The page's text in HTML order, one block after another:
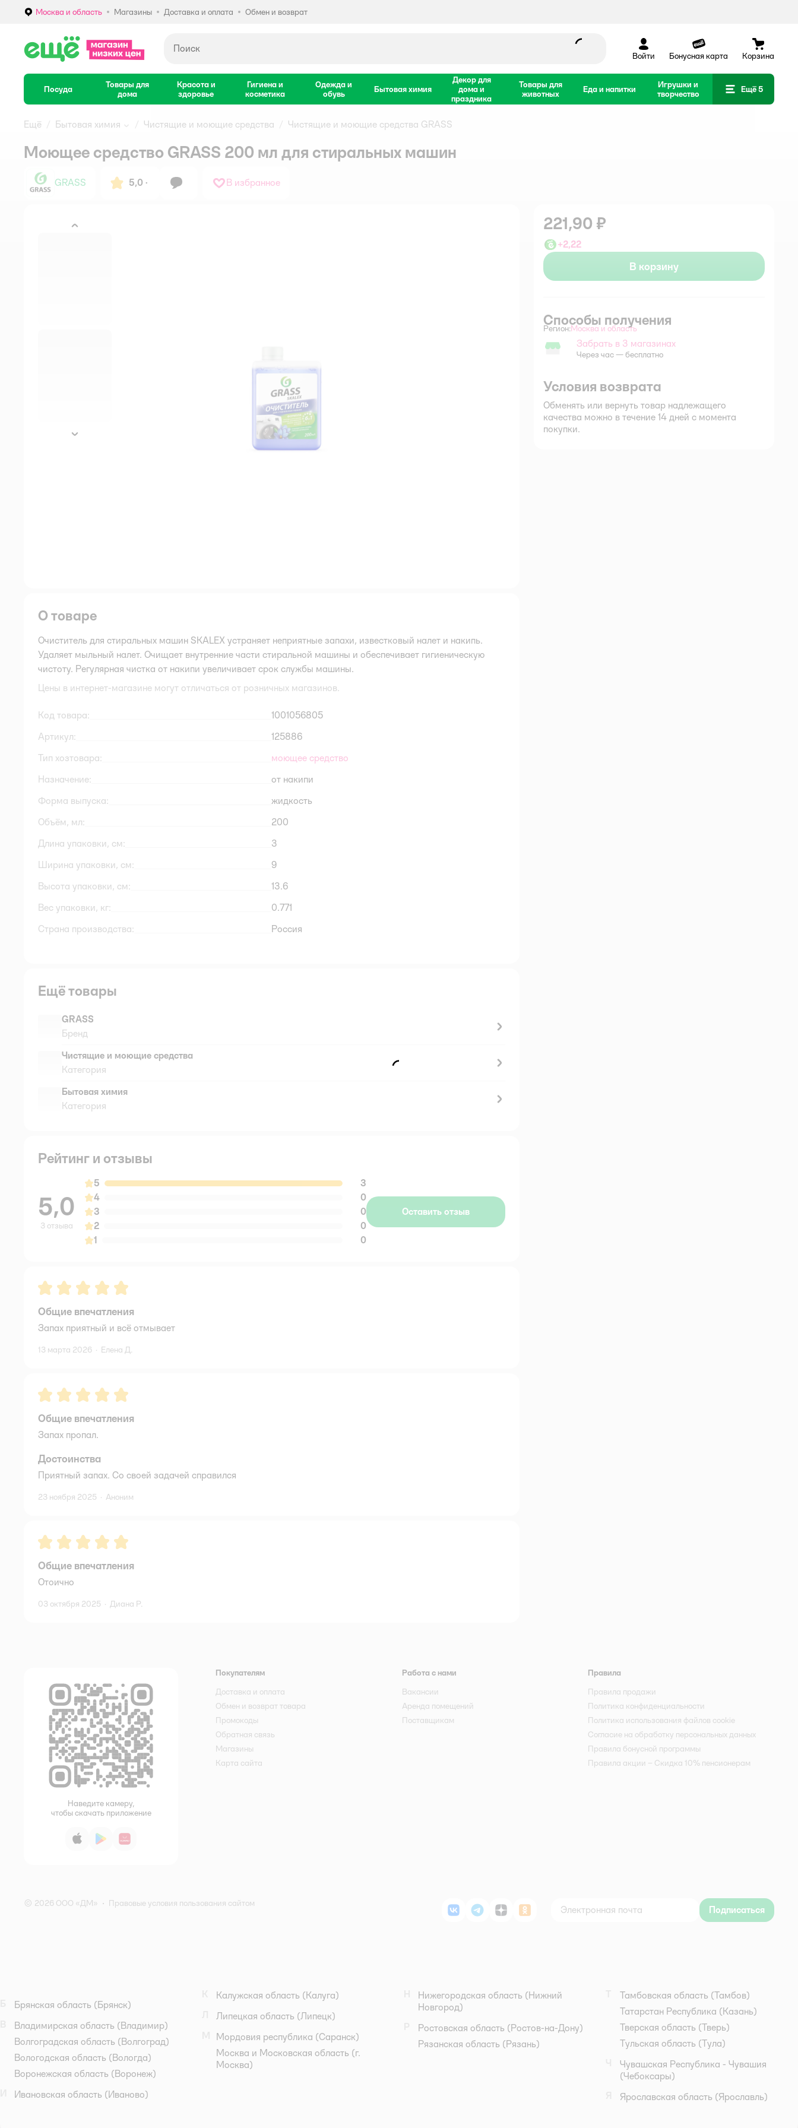
Выбор адреса доставки.
Москва и область Магазины Доставка и оплата Обмен и возврат
Войти Бонусная карта Корзина
Посуда
Товары для
дома
Красота и
здоровье
Гигиена и
косметика
Одежда и
обувь
Бытовая химия
Декор для
дома и
праздника
Товары для
животных
Еда и напитки
Игрушки и
творчество
Ещё 5
Ещё Бытовая химия Чистящие и моющие средства Чистящие и моющие средства GRASS
назад
далее
Моющее средство GRASS 200 мл для стиральных машин
GRASS 5,0 · В избранное
221,90 ₽
+2,22
В корзину
Способы получения
Регион: Выбор адреса доставки.
Москва и область
Забрать в магазине
Забрать в 3 магазинах
Через час — бесплатно
Условия возврата
Обменять или вернуть товар надлежащего
качества можно в течение 14 дней с момента
покупки.
О товаре
Очиститель для стиральных машин SKALEX устраняет неприятные запахи, известковый налет и накипь.
Удаляет мыльный налет. Очищает внутренние части стиральной машины и обеспечивает гигиеническую
чистоту. Регулярная чистка от накипи увеличивает срок службы машины.
Цены в интернет-магазине могут отличаться от розничных магазинов.
Код товара:
1001056805
Артикул:
125886
Тип хозтовара:
моющее средство
Назначение:
от накипи
Форма выпуска:
жидкость
Объём, мл:
200
Длина упаковки, см:
3
Ширина упаковки, см:
9
Высота упаковки, см:
13.6
Вес упаковки, кг:
0.771
Страна производства:
Россия
Ещё товары
GRASS
Бренд
Чистящие и моющие средства
Категория
Бытовая химия
Категория
Рейтинг и отзывы
5,0
3 отзыва
5
3
4
0
3
0
2
0
1
0
Оставить отзыв
Рейтинг:5
Общие впечатления
Запах приятный и всё отмывает
13 марта 2026 · Елена Д.
Рейтинг:5
Общие впечатления
Запах пропал.
Достоинства
Приятный запах. Со своей задачей справился
23 ноября 2025 · Аноним
Рейтинг:5
Общие впечатления
Отоично
03 октября 2025 · Диана Р.
Наведите камеру,
чтобы скачать приложение
App StoreGoogle PlayAppGallery
Покупателям
Доставка и оплата
Обмен и возврат товара
Промокоды
Обратная связь
Магазины
Карта сайта
Работа с нами
Вакансии
Аренда помещений
Поставщикам
Правила
Правила продажи
Политика конфиденциальности
Политика использования файлов cookie
Согласие на обработку персональных данных
Правила бонусной программы
Правила акции – Скидка 10% пенсионерам
© 2026 ООО «ДМ» • Правовые условия пользования сайтом
ВКонтакте
TelegramДзен Одноклассники Подписаться
Брянская область (Брянск)
Владимирская область (Владимир)
Волгоградская область (Волгоград)
Вологодская область (Вологда)
Воронежская область (Воронеж)
Ивановская область (Иваново)
Калужская область (Калуга)
Липецкая область (Липецк)
Мордовия республика (Саранск)
Москва и Московская область (г.
Москва)
Нижегородская область (Нижний
Новгород)
Ростовская область (Ростов-на-Дону)
Рязанская область (Рязань)
Тамбовская область (Тамбов)
Татарстан Республика (Казань)
Тверская область (Тверь)
Тульская область (Тула)
Чувашская Республика - Чувашия
(Чебоксары)
Ярославская область (Ярославль)